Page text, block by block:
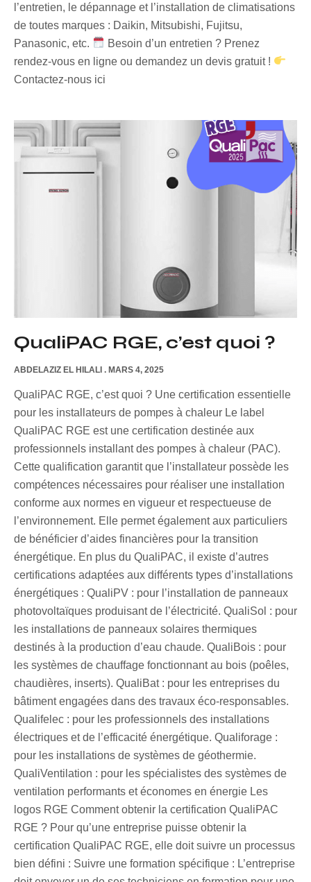
l’entretien, le dépannage et l’installation de climatisations
de toutes marques : Daikin, Mitsubishi, Fujitsu,
Panasonic, etc.
Besoin d’un entretien ? Prenez
rendez-vous en ligne ou demandez un devis gratuit !
Contactez-nous ici
QualiPAC RGE, c’est quoi ?
ABDELAZIZ EL HILALI MARS 4, 2025
QualiPAC RGE, c’est quoi ? Une certification essentielle
pour les installateurs de pompes à chaleur Le label
QualiPAC RGE est une certification destinée aux
professionnels installant des pompes à chaleur (PAC).
Cette qualification garantit que l’installateur possède les
compétences nécessaires pour réaliser une installation
conforme aux normes en vigueur et respectueuse de
l’environnement. Elle permet également aux particuliers
de bénéficier d’aides financières pour la transition
énergétique. En plus du QualiPAC, il existe d’autres
certifications adaptées aux différents types d’installations
énergétiques : QualiPV : pour l’installation de panneaux
photovoltaïques produisant de l’électricité. QualiSol : pour
les installations de panneaux solaires thermiques
destinés à la production d’eau chaude. QualiBois : pour
les systèmes de chauffage fonctionnant au bois (poêles,
chaudières, inserts). QualiBat : pour les entreprises du
bâtiment engagées dans des travaux éco-responsables.
Qualifelec : pour les professionnels des installations
électriques et de l’efficacité énergétique. Qualiforage :
pour les installations de systèmes de géothermie.
QualiVentilation : pour les spécialistes des systèmes de
ventilation performants et économes en énergie Les
logos RGE Comment obtenir la certification QualiPAC
RGE ? Pour qu’une entreprise puisse obtenir la
certification QualiPAC RGE, elle doit suivre un processus
bien défini : Suivre une formation spécifique : L’entreprise